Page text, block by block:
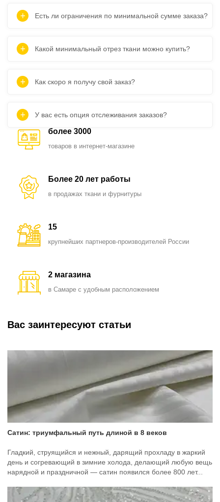
Есть ли ограничения по минимальной сумме заказа?
Какой минимальный отрез ткани можно купить?
Как скоро я получу свой заказ?
У вас есть опция отслеживания заказов?
более 3000
товаров в интернет-магазине
Более 20 лет работы
в продажах ткани и фурнитуры
15
крупнейших партнеров-производителей России
2 магазина
в Самаре с удобным расположением
Вас заинтересуют статьи
Сатин: триумфальный путь длиной в 8 веков
Гладкий, струящийся и нежный, дарящий прохладу в жаркий
день и согревающий в зимние холода, делающий любую вещь
нарядной и праздничной — сатин появился более 800 лет...